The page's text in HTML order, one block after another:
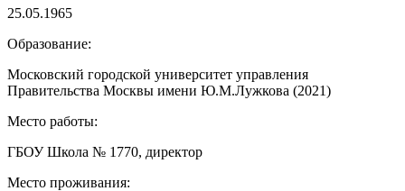
25.05.1965
Образование:
Московский городской университет управления
Правительства Москвы имени Ю.М.Лужкова (2021)
Место работы:
ГБОУ Школа № 1770, директор
Место проживания: